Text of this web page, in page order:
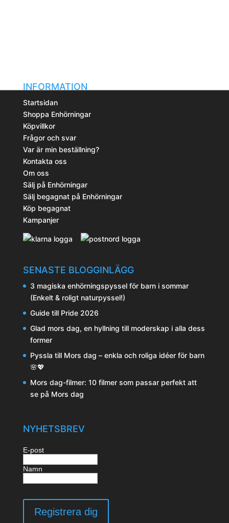
INFORMATION
Startsidan
Shoppa Enhörningar
Köpvillkor
Frågor och svar
Var är min beställning?
Kontakta oss
Om oss
Sälj på Enhörningar
Sälj begagnat på Enhörningar
Köp begagnat
Kampanjer
SENASTE BLOGGINLÄGG
3 magiska enhörningspyssel för barn i sommar
(Enkelt & roligt naturpyssel!)
Guide till Pride 2026
Glad mors dag, en hyllning till moderskap i alla dess
former
Pyssla till Mors dag – enkla och roliga idéer för barn
🌸💖
Mors dag-filmer: 10 filmer som passar perfekt att
se på Mors dag
NYHETSBREV
E-post
Namn